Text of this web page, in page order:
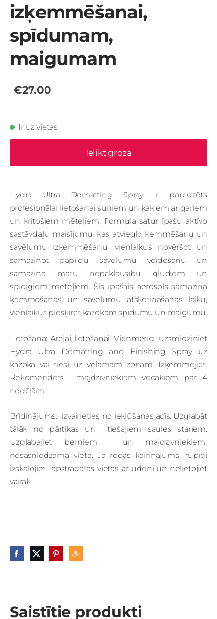
izķemmēšanai,
spīdumam,
maigumam
€27.00
Ir uz vietas
Ielikt grozā
Hydra Ultra Dematting Spray ir paredzēts
profesionālai lietošanai suņiem un kaķiem ar gariem
un krītošiem mēteļiem. Formula satur īpašu aktīvo
sastāvdaļu maisījumu, kas atvieglo ķemmēšanu un
savēlumu izķemmēšanu, vienlaikus novēršot un
samazinot papildu savēlumu veidošanu un
samazina matu nepaklausību gludiem un
spīdīgiem mēteļiem. Šis īpašais aerosols samazina
ķemmēšanas un savēlumu atšķetināšanas laiku,
vienlaikus piešķirot kažokam spīdumu un maigumu.
Lietošana: Ārējai lietošanai. Vienmērīgi uzsmidziniet
Hydra Ultra Dematting and Finishing Spray uz
kažoka vai tieši uz vēlamām zonām. Izķemmējiet.
Rekomendēts mājdzīvniekiem vecākiem par 4
nedēļām.
Brīdinājums: izvairieties no iekļūšanas acīs. Uzglabāt
tālāk no pārtikas un tiešajiem saules stariem.
Uzglabājiet bērniem un mājdzīvniekiem
nesasniedzamā vietā. Ja rodas kairinājums, rūpīgi
izskalojiet apstrādātas vietas ar ūdeni un nelietojiet
vairāk.
Saistītie produkti